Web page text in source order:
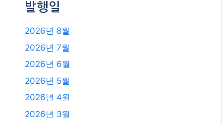
발행일
2026년 8월
2026년 7월
2026년 6월
2026년 5월
2026년 4월
2026년 3월